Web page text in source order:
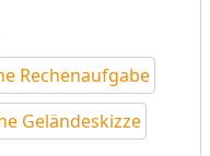
Rechenaufgabe
Geländeskizze